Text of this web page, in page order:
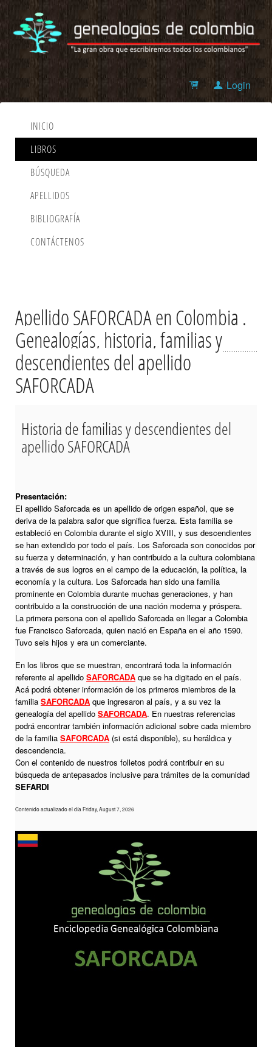
Login
INICIO
LIBROS
BÚSQUEDA
APELLIDOS
BIBLIOGRAFÍA
CONTÁCTENOS
Apellido SAFORCADA en Colombia .
Genealogías, historia, familias y
descendientes del apellido
SAFORCADA
Historia de familias y descendientes del
apellido SAFORCADA
Presentación:
El apellido Saforcada es un apellido de origen español, que se
deriva de la palabra safor que significa fuerza. Esta familia se
estableció en Colombia durante el siglo XVIII, y sus descendientes
se han extendido por todo el país. Los Saforcada son conocidos por
su fuerza y determinación, y han contribuido a la cultura colombiana
a través de sus logros en el campo de la educación, la política, la
economía y la cultura. Los Saforcada han sido una familia
prominente en Colombia durante muchas generaciones, y han
contribuido a la construcción de una nación moderna y próspera.
La primera persona con el apellido Saforcada en llegar a Colombia
fue Francisco Saforcada, quien nació en España en el año 1590.
Tuvo seis hijos y era un comerciante.
En los libros que se muestran, encontrará toda la información
referente al apellido SAFORCADA que se ha digitado en el país.
Acá podrá obtener información de los primeros miembros de la
familia SAFORCADA que ingresaron al país, y a su vez la
genealogía del apellido SAFORCADA. En nuestras referencias
podrá encontrar también información adicional sobre cada miembro
de la familia SAFORCADA (si está disponible), su heráldica y
descendencia.
Con el contenido de nuestros folletos podrá contribuir en su
búsqueda de antepasados inclusive para trámites de la comunidad
SEFARDI
Contenido actualizado el día Friday, August 7, 2026